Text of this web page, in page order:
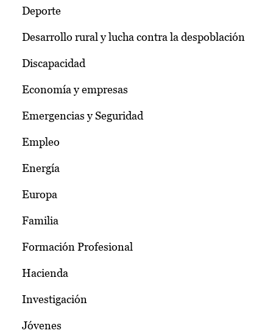
Deporte
Desarrollo rural y lucha contra la despoblación
Discapacidad
Economía y empresas
Emergencias y Seguridad
Empleo
Energía
Europa
Familia
Formación Profesional
Hacienda
Investigación
Jóvenes